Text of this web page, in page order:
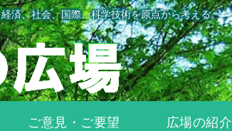
済、社会、国際、科学技術を原点から考える。
ご意見・ご要望 広場の紹介